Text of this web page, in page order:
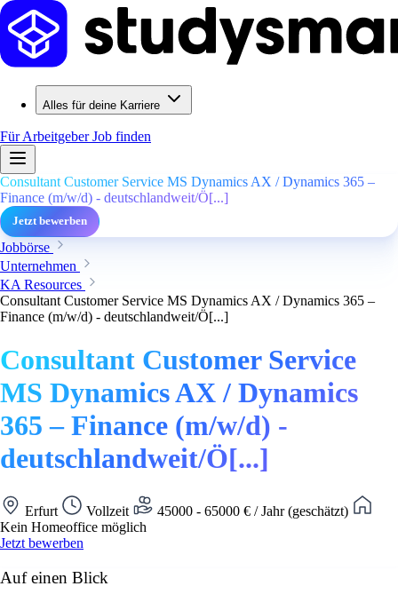
Alles für deine Karriere
Für ArbeitgeberJob finden
Consultant Customer Service MS Dynamics AX / Dynamics 365 –
Finance (m/w/d) - deutschlandweit/Ö[...]
Jetzt bewerben
Jobbörse
Unternehmen
KA Resources
Consultant Customer Service MS Dynamics AX / Dynamics 365 –
Finance (m/w/d) - deutschlandweit/Ö[...]
Consultant Customer Service
MS Dynamics AX / Dynamics
365 – Finance (m/w/d) -
deutschlandweit/Ö[...]
Erfurt Vollzeit
45000 - 65000 € / Jahr (geschätzt)
Kein Homeoffice möglich
Jetzt bewerben
Auf einen Blick